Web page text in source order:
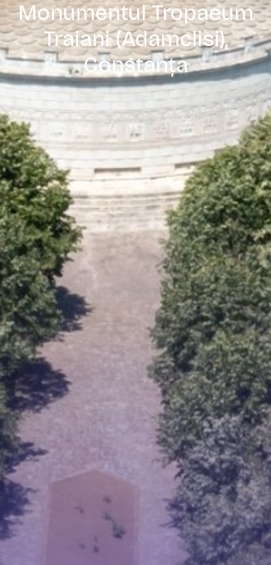
Monumentul Tropaeum
Traiani (Adamclisi),
Constanța